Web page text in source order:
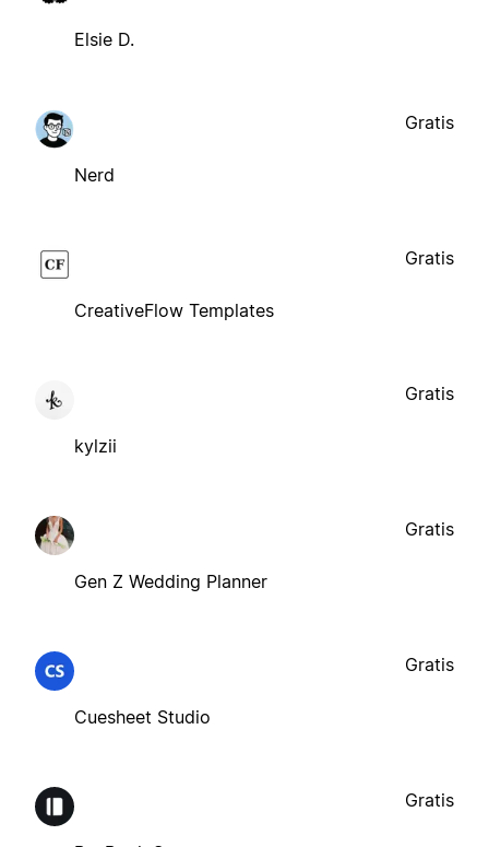
Elsie D.
Nerd
Gratis
CreativeFlow Templates
Gratis
kylzii
Gratis
Gen Z Wedding Planner
Gratis
Cuesheet Studio
Gratis
Gratis